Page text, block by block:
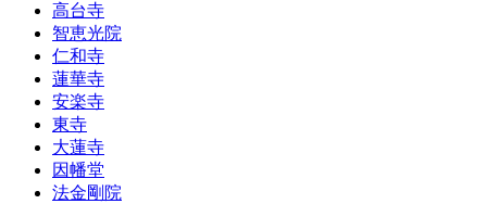
高台寺
智恵光院
仁和寺
蓮華寺
安楽寺
東寺
大蓮寺
因幡堂
法金剛院